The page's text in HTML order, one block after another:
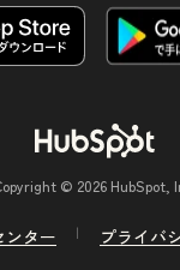
© 2026 HubSpot,
ンター
プライバ